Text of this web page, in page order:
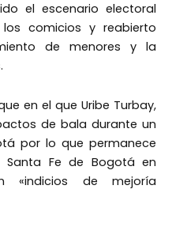
el escenario electoral
comicios y reabierto
de menores y la
en el que Uribe Turbay,
de bala durante un
por lo que permanece
Santa Fe de Bogotá en
«indicios de mejoría